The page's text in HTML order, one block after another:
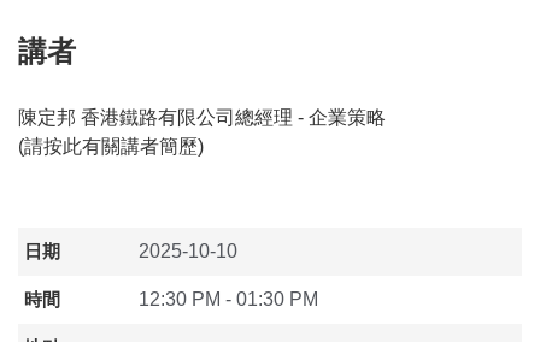
講者
陳定邦 香港鐵路有限公司總經理 - 企業策略
(請按此有關講者簡歷)
日期 2025-10-10
時間 12:30 PM - 01:30 PM